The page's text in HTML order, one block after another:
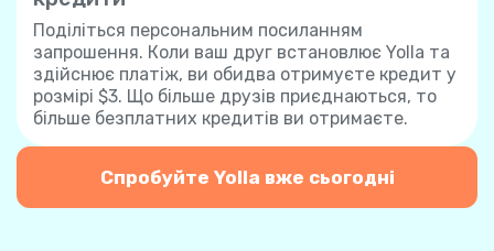
Поділіться персональним посиланням
запрошення. Коли ваш друг встановлює Yolla та
здійснює платіж, ви обидва отримуєте кредит у
розмірі $3. Що більше друзів приєднаються, то
більше безплатних кредитів ви отримаєте.
Спробуйте Yolla вже сьогодні